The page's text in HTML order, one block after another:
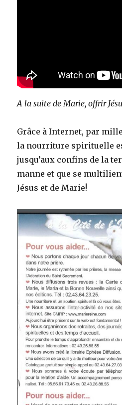
A la suite de Marie, offrir
Grâce à Internet, par
la nourriture spirituelle
jusqu’aux confins de la
manne et que se
Jésus et de Marie!